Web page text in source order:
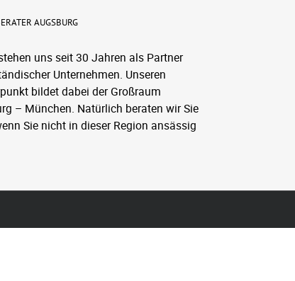
AUGSBURG
uns seit 30 Jahren als Partner
Unternehmen. Unseren
bildet dabei der Großraum
– München. Natürlich beraten wir Sie
Sie nicht in dieser Region ansässig